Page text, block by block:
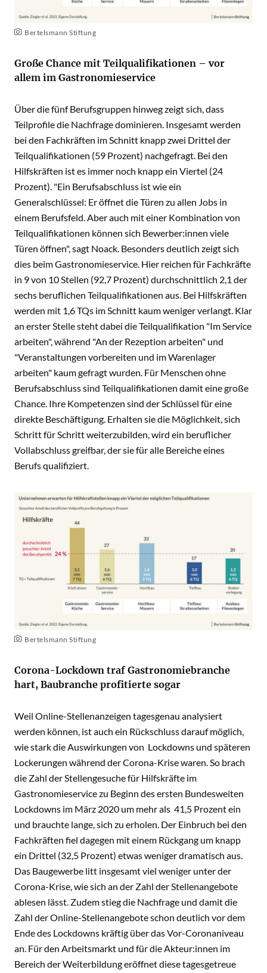
Bertelsmann Stiftung
Große Chance mit Teilqualifikationen – vor
allem im Gastronomieservice
Über die fünf Berufsgruppen hinweg zeigt sich, dass
Teilprofile die Nachfrage dominieren. Insgesamt werden
bei den Fachkräften im Schnitt knapp zwei Drittel der
Teilqualifikationen (59 Prozent) nachgefragt. Bei den
Hilfskräften ist es immer noch knapp ein Viertel (24
Prozent). "Ein Berufsabschluss ist wie ein
Generalschlüssel: Er öffnet die Türen zu allen Jobs in
einem Berufsfeld. Aber auch mit einer Kombination von
Teilqualifikationen können sich Bewerber:innen viele
Türen öffnen", sagt Noack. Besonders deutlich zeigt sich
dies beim Gastronomieservice. Hier reichen für Fachkräfte
in 9 von 10 Stellen (92,7 Prozent) durchschnittlich 2,1 der
sechs beruflichen Teilqualifikationen aus. Bei Hilfskräften
werden mit 1,6 TQs im Schnitt kaum weniger verlangt. Klar
an erster Stelle steht dabei die Teilqualifikation "Im Service
arbeiten", während "An der Rezeption arbeiten" und
"Veranstaltungen vorbereiten und im Warenlager
arbeiten" kaum gefragt wurden. Für Menschen ohne
Berufsabschluss sind Teilqualifikationen damit eine große
Chance. Ihre Kompetenzen sind der Schlüssel für eine
direkte Beschäftigung. Erhalten sie die Möglichkeit, sich
Schritt für Schritt weiterzubilden, wird ein beruflicher
Vollabschluss greifbar, der sie für alle Bereiche eines
Berufs qualifiziert.
Bertelsmann Stiftung
Corona-Lockdown traf Gastronomiebranche
hart, Baubranche profitierte sogar
Weil Online-Stellenanzeigen tagesgenau analysiert
werden können, ist auch ein Rückschluss darauf möglich,
wie stark die Auswirkungen von Lockdowns und späteren
Lockerungen während der Corona-Krise waren. So brach
die Zahl der Stellengesuche für Hilfskräfte im
Gastronomieservice zu Beginn des ersten Bundesweiten
Lockdowns im März 2020 um mehr als 41,5 Prozent ein
und brauchte lange, sich zu erholen. Der Einbruch bei den
Fachkräften fiel dagegen mit einem Rückgang um knapp
ein Drittel (32,5 Prozent) etwas weniger dramatisch aus.
Das Baugewerbe litt insgesamt viel weniger unter der
Corona-Krise, wie sich an der Zahl der Stellenangebote
ablesen lässt. Zudem stieg die Nachfrage und damit die
Zahl der Online-Stellenangebote schon deutlich vor dem
Ende des Lockdowns kräftig über das Vor-Coronaniveau
an. Für den Arbeitsmarkt und für die Akteur:innen im
Bereich der Weiterbildung eröffnet diese tagesgetreue